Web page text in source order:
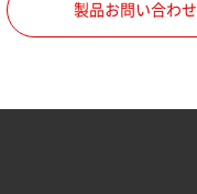
製品お問い合わせ